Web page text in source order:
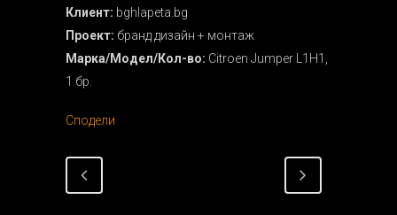
Клиент: bghlapeta.bg
Проект: бранд дизайн + монтаж
Марка/Модел/Кол-во: Citroen Jumper L1H1,
1 бр.
Сподели